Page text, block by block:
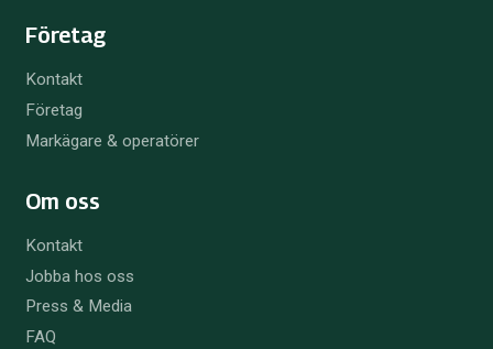
Företag
Kontakt
Företag
Markägare & operatörer
Om oss
Kontakt
Jobba hos oss
Press & Media
FAQ